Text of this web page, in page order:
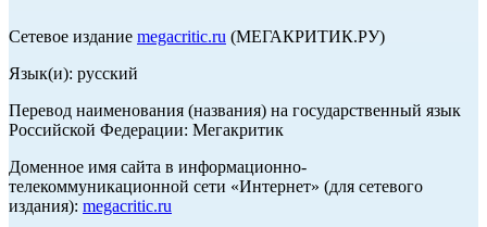
Сетевое издание megacritic.ru (МЕГАКРИТИК.РУ)
Язык(и): русский
Перевод наименования (названия) на государственный язык
Российской Федерации: Мегакритик
Доменное имя сайта в информационно-
телекоммуникационной сети «Интернет» (для сетевого
издания): megacritic.ru